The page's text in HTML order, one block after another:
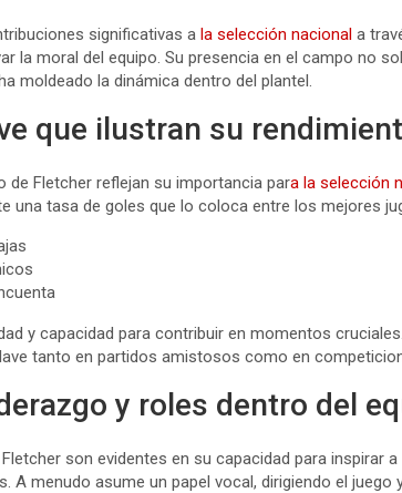
significativas a la selección nacional a
la moral del equipo. Su presencia en el campo no
moldeado la dinámica dentro del plantel.
que ilustran su
de Fletcher reflejan su importancia para la selección
una tasa de goles que lo coloca entre los mejores
y capacidad para contribuir en momentos
tanto en partidos amistosos como en
y roles dentro del
son evidentes en su capacidad para inspirar
A menudo asume un papel vocal, dirigiendo el